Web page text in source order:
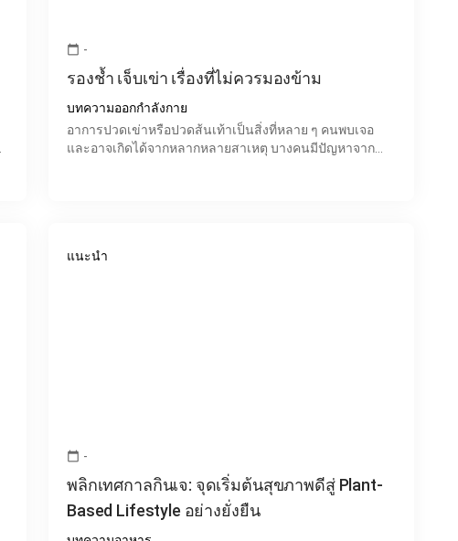
calendar_today -
รองช้ำ เจ็บเข่า เรื่องที่ไม่ควรมองข้าม
บทความออกกำลังกาย
อาการปวดเข่าหรือปวดส้นเท้าเป็นสิ่งที่หลาย ๆ คนพบเจอ
และอาจเกิดได้จากหลากหลายสาเหตุ บางคนมีปัญหาจาก
แนะนำ
calendar_today -
พลิกเทศกาลกินเจ: จุดเริ่มต้นสุขภาพดีสู่ Plant-
Based Lifestyle อย่างยั่งยืน